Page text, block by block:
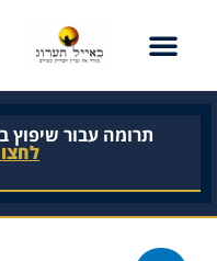
תרומה עבור